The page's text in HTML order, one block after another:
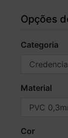
Opções
Categoria
Material
Cor